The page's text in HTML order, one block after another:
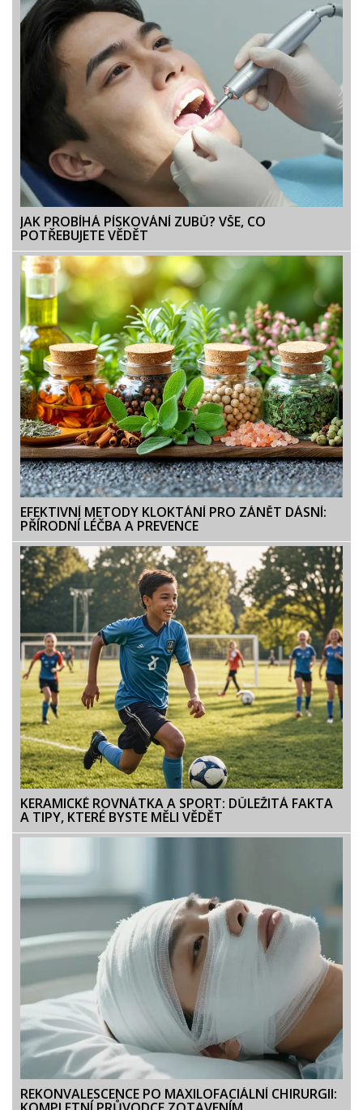
JAK PROBÍHÁ PÍSKOVÁNÍ ZUBŮ? VŠE, CO
POTŘEBUJETE VĚDĚT
EFEKTIVNÍ METODY KLOKTÁNÍ PRO ZÁNĚT DÁSNÍ:
PŘÍRODNÍ LÉČBA A PREVENCE
KERAMICKÉ ROVNÁTKA A SPORT: DŮLEŽITÁ FAKTA
A TIPY, KTERÉ BYSTE MĚLI VĚDĚT
REKONVALESCENCE PO MAXILOFACIÁLNÍ CHIRURGII: